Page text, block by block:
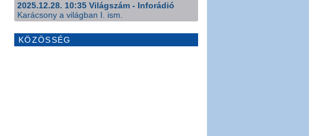
2025.12.28. 10:35 Világszám - Inforádió
Karácsony a világban I. ism.
KÖZÖSSÉG